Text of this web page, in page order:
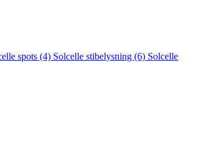
spots (4) Solcelle stibelysning (6) Solcelle